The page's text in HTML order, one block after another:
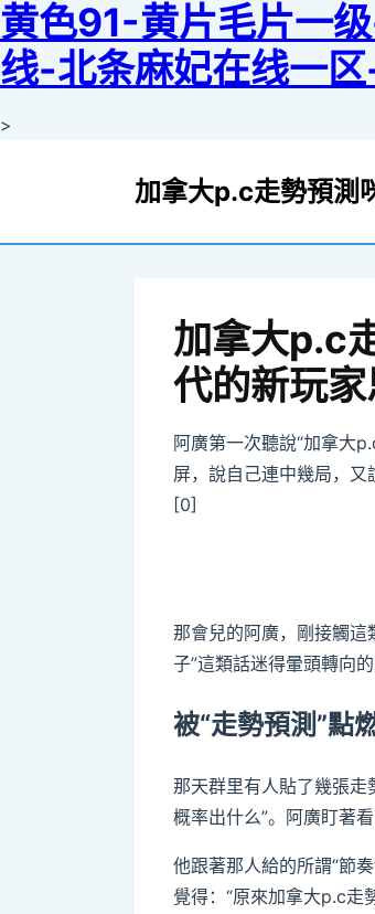
黄色91-黄片毛片一
线-北条麻妃在线一
>
加拿大p.c走勢預測
加拿大p.c
代的新玩
阿廣第一次聽說“加拿大
屏，說自己連中幾局，又
[0]
那會兒的阿廣，剛接觸這
子”這類話迷得暈頭轉向
被“走勢預測”點
那天群里有人貼了幾張走
概率出什么”。阿廣盯著
他跟著那人給的所謂“節
覺得：“原來加拿大p.c走